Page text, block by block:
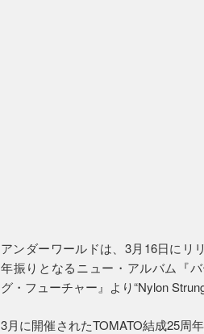
アンダーワールドは、3月16日にリ
年振りとなるニュー・アルバム『
グ・フューチャー』より“Nylon
3月に開催されたTOMATO結成25周